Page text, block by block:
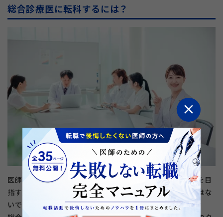
総合診療医に転科するには？
医師としてのキャリアの目標点で、総合診療科や地域医療を目
指す人にとっては、総合診療医は魅力的な資格に映るのではな
いでしょうか。
close